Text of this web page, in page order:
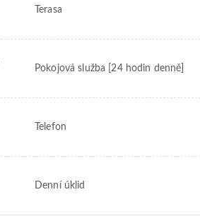
Terasa
Pokojová služba [24 hodin denně]
Telefon
Denní úklid